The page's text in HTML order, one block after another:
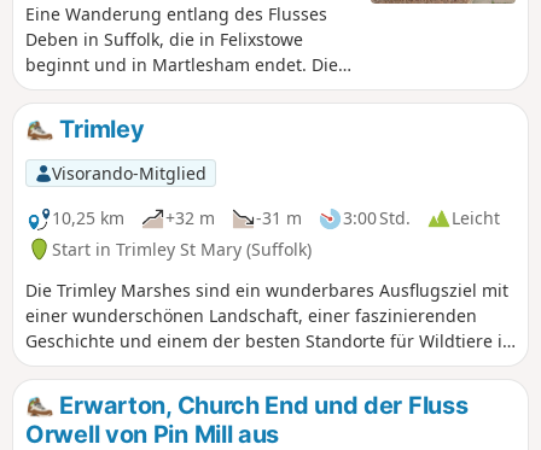
Eine Wanderung entlang des Flusses
Deben in Suffolk, die in Felixstowe
beginnt und in Martlesham endet. Die
reizvolle Wanderung entlang der
Mündung des Deben. Obwohl Teile
aufgrund von Durchbrüchen in den
Hochwasserschutzdeichen
unzugänglich sind, bietet die Mischung
aus Uferwegen, Landstraßen und
Wanderwegen eine ideale Vielfalt an
Landschaften, die jeden Wanderer
faszinieren wird. Der May Bush Pub ist
der perfekte Ort für eine Pause und
Erfrischungen, seine Lage am Flussufer
ist unschlagbar.
Trimley
Visorando-Mitglied
10,25 km
+32 m -31 m 3:00 Std.
Leicht
Start in Trimley St Mary (Suffolk)
Die Trimley Marshes sind ein wunderbares Ausflugsziel mit
einer wunderschönen Landschaft, einer faszinierenden
Geschichte und einem der besten Standorte für Wildtiere in
der Grafschaft.
Erwarton, Church End und der Fluss
Orwell von Pin Mill aus